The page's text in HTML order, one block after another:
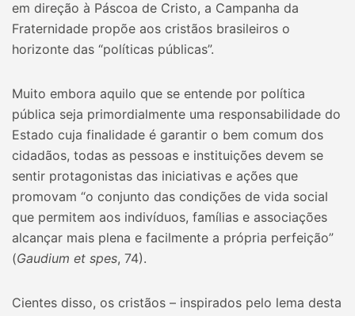
em direção à Páscoa de Cristo, a Campanha da
Fraternidade propõe aos cristãos brasileiros o
horizonte das “políticas públicas”.
Muito embora aquilo que se entende por política
pública seja primordialmente uma responsabilidade do
Estado cuja finalidade é garantir o bem comum dos
cidadãos, todas as pessoas e instituições devem se
sentir protagonistas das iniciativas e ações que
promovam “o conjunto das condições de vida social
que permitem aos indivíduos, famílias e associações
alcançar mais plena e facilmente a própria perfeição”
(Gaudium et spes, 74).
Cientes disso, os cristãos – inspirados pelo lema desta